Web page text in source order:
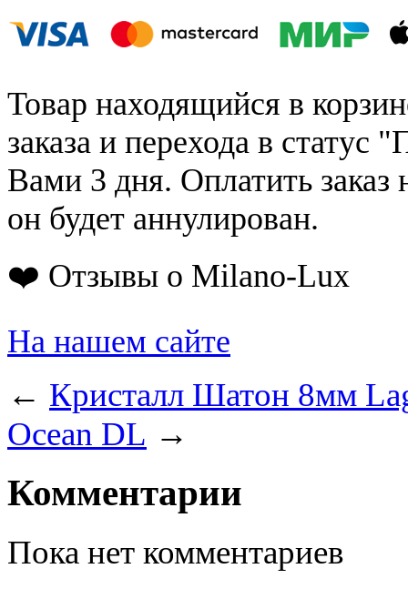
Товар находящийся в
заказа и перехода в статус
Вами 3 дня. Оплатить заказ
он будет аннулирован.
❤️ Отзывы о Milano-Lux
На нашем сайте
← Кристалл Шатон 8мм
Ocean DL →
Комментарии
Пока нет комментариев